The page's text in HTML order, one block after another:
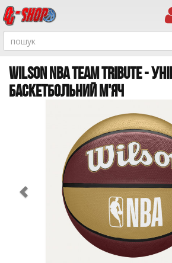
WILSON NBA TEAM TRIBUTE -
БАСКЕТБОЛЬНИЙ М'ЯЧ